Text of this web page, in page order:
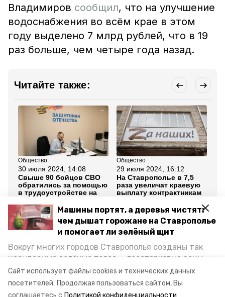
Сайт использует файлы cookies и технических данных
посетителей. Продолжая пользоваться сайтом, Вы
соглашаетесь с Политикой конфиденциальности
Машины портят, а деревья чистят:
чем дышат горожане на Ставрополье
и помогает ли зелёный щит
Вокруг многих городов Ставрополья созданы так
называемые зелёные пояса — лесопарковые зоны,
снижающие негативное воздействие выхлопных
газов на атмосферу. Справляются ли они с
постоянно растущим потоком автотранспорта и
Владимиров сообщил, что на улучшение
водоснабжения во всём крае в этом
году выделено 7 млрд рублей, что в 19
раз больше, чем четыре года назад.
Читайте также:
Общество
30 июля 2024, 14:08
Свыше 90 бойцов СВО
обратились за помощью
в трудоустройстве на
Общество
29 июля 2024, 16:12
На Ставрополье в 7,5
раза увеличат краевую
выплату контрактникам
Все новости
водоснабжение